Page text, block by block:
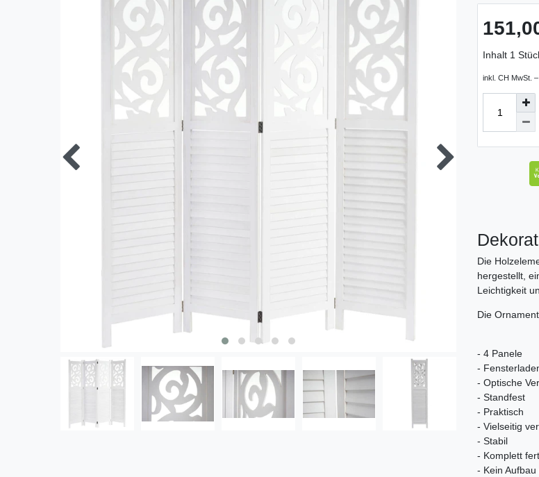
Inhalt 1
inkl. CH MwSt.
Die
hergestellt,
Leichtigkeit
Die
- 4 Panele
-
- Optische
- Standfest
- Praktisch
- Vielseitig
- Stabil
- Komplett
- Kein Aufbau